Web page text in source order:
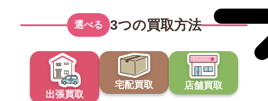
選べる 3つの買取方法
出張買取
宅配買取 店舗買取